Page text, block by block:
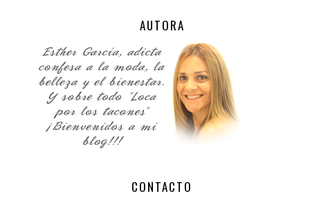
AUTORA
CONTACTO